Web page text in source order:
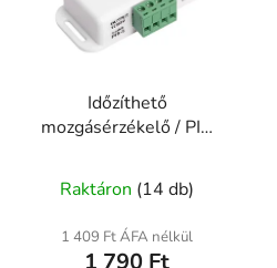
Időzíthető
mozgásérzékelő / PIR
24V DC
Raktáron (14 db)
1 409 Ft ÁFA nélkül
1 790 Ft